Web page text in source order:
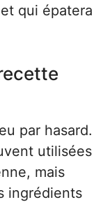
qui épatera
par hasard.
utilisées
mais
ingrédients